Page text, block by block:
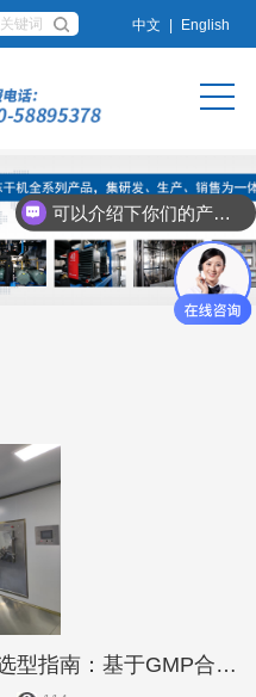
中文 English
药用冷冻干燥机厂家对比与选型指南：基于GMP合规性、工艺性能及用户口碑的深度调研
可以介绍下你们的产品么？